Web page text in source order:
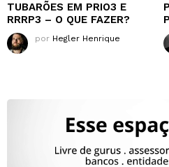
TUBARÕES EM PRIO3 E
RRRP3 – O QUE FAZER?
por Hegler Henrique